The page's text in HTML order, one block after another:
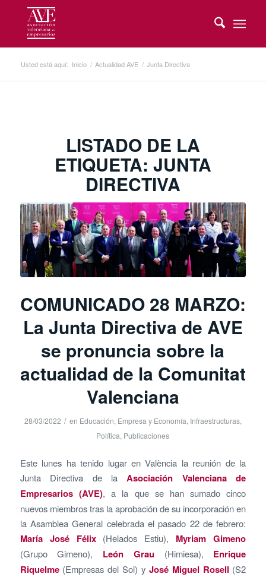
Usted está aquí: Inicio / Actualidad AVE / Junta Directiva
LISTADO DE LA
ETIQUETA: JUNTA
DIRECTIVA
COMUNICADO 28 MARZO:
La Junta Directiva de AVE
se pronuncia sobre la
actualidad de la Comunitat
Valenciana
28/03/2022 / en Educación, Empresa y Economía, Infraestructuras,
Política, Publicaciones
Este lunes ha tenido lugar en València la reunión de la
Junta Directiva de laAsociación Valenciana de
Empresarios (AVE), a la que se han sumado cinco
nuevos miembros tras la aprobación de su incorporación en
la Asamblea General celebrada el pasado 22 de febrero:
María José Félix(Helados Estiu), Myriam Gimeno
(Grupo Gimeno), León Grau (Himiesa), Enrique
Riquelme(Empresas del Sol) y José Miguel Rosell (S2